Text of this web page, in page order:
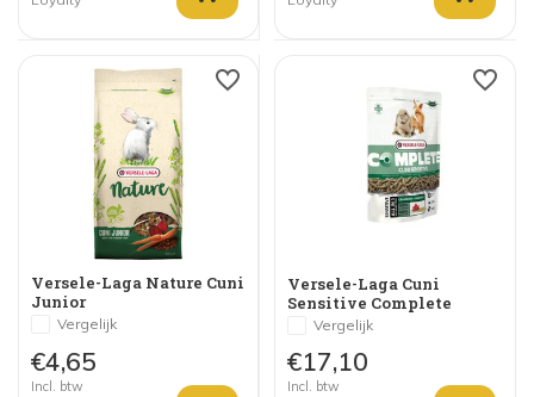
Versele-Laga Nature Cuni
Junior
Vergelijk
€4,65
Incl. btw
Versele-Laga Cuni
Sensitive Complete
Vergelijk
€17,10
Incl. btw